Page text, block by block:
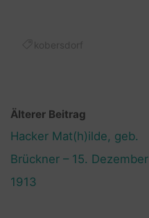
kobersdorf
Älterer Beitrag
Hacker Mat(h)ilde, geb.
Brückner – 15. Dezember
1913